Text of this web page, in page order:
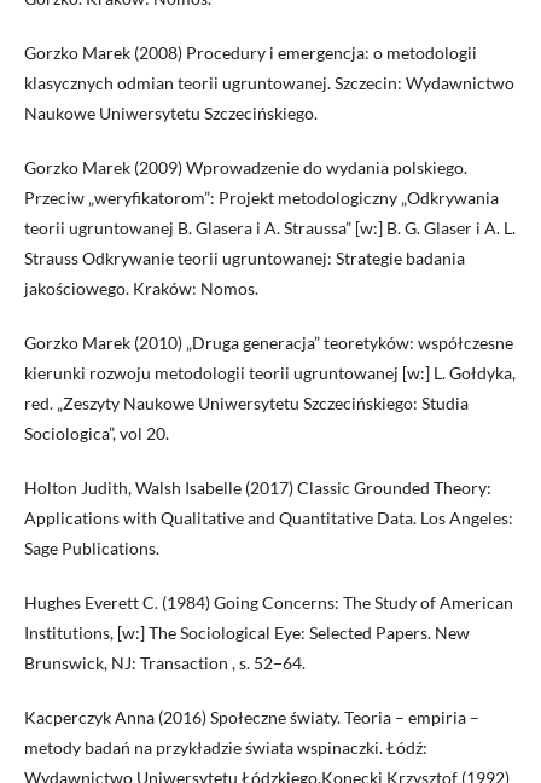
Gorzko Marek (2008) Procedury i emergencja: o metodologii
klasycznych odmian teorii ugruntowanej. Szczecin: Wydawnictwo
Naukowe Uniwersytetu Szczecińskiego.
Gorzko Marek (2009) Wprowadzenie do wydania polskiego.
Przeciw „weryfikatorom”: Projekt metodologiczny „Odkrywania
teorii ugruntowanej B. Glasera i A. Straussa” [w:] B. G. Glaser i A. L.
Strauss Odkrywanie teorii ugruntowanej: Strategie badania
jakościowego. Kraków: Nomos.
Gorzko Marek (2010) „Druga generacja” teoretyków: współczesne
kierunki rozwoju metodologii teorii ugruntowanej [w:] L. Gołdyka,
red. „Zeszyty Naukowe Uniwersytetu Szczecińskiego: Studia
Sociologica”, vol 20.
Holton Judith, Walsh Isabelle (2017) Classic Grounded Theory:
Applications with Qualitative and Quantitative Data. Los Angeles:
Sage Publications.
Hughes Everett C. (1984) Going Concerns: The Study of American
Institutions, [w:] The Sociological Eye: Selected Papers. New
Brunswick, NJ: Transaction , s. 52−64.
Kacperczyk Anna (2016) Społeczne światy. Teoria – empiria –
metody badań na przykładzie świata wspinaczki. Łódź:
Wydawnictwo Uniwersytetu Łódzkiego.Konecki Krzysztof (1992)